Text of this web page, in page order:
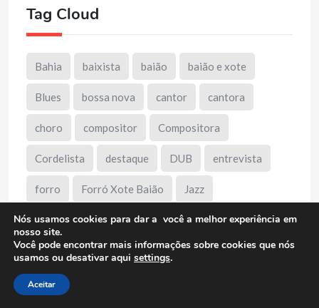
Tag Cloud
Bahia baixista baião baião e xote
Blues bossa nova cantor cantora
choro compositor Compositora
Cordelista destaque DUB entrevista
forro Forró Xote Baião Jazz
Minas Gerais mpb Música Instrumental
Música Sertaneja pagode paraíba
Pernambuco
Nós usamos cookies para dar a você a melhor experiência em
nosso site.
Você pode encontrar mais informações sobre cookies que nós
usamos ou desativar aqui settings.
Aceitar